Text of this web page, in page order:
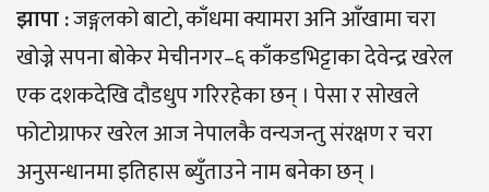
झापा :जङ्गलको बाटो, काँधमा क्यामरा अनि आँखामा चरा
खोज्ने सपना बोकेर मेचीनगर–६ काँकडभिट्टाका देवेन्द्र खरेल
एक दशकदेखि दौडधुप गरिरहेका छन् । पेसा र सोखले
फोटोग्राफर खरेल आज नेपालकै वन्यजन्तु संरक्षण र चरा
अनुसन्धानमा इतिहास ब्युँताउने नाम बनेका छन् ।